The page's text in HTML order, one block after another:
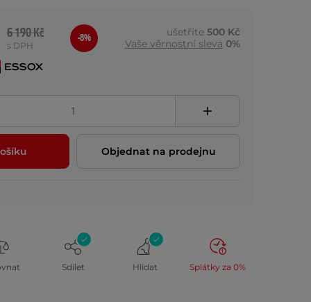
6 190 Kč
s DPH
-8% ušetříte 500 Kč
Vaše věrnostní sleva 0%
Objednat na prodejnu
Sdílet Hlídat Splátky za 0%